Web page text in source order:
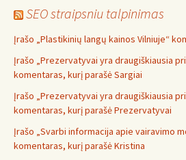
SEO straipsniu talpinimas
Įrašo „Plastikinių langų kainos Vilniuje“
Įrašo „Prezervatyvai yra draugiškiausia
komentaras, kurį parašė Sargiai
Įrašo „Prezervatyvai yra draugiškiausia
komentaras, kurį parašė Prezervatyvai
Įrašo „Svarbi informacija apie vairavimo
komentaras, kurį parašė Kristina